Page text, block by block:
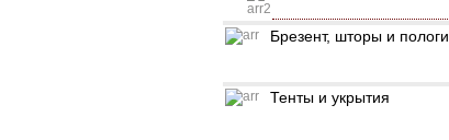
Брезент, шторы и пологи
Тенты и укрытия